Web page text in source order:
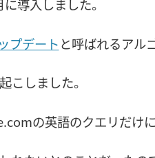
導入しました。
プデートと呼ばれるアル
こしました。
の英語のクエリだけ